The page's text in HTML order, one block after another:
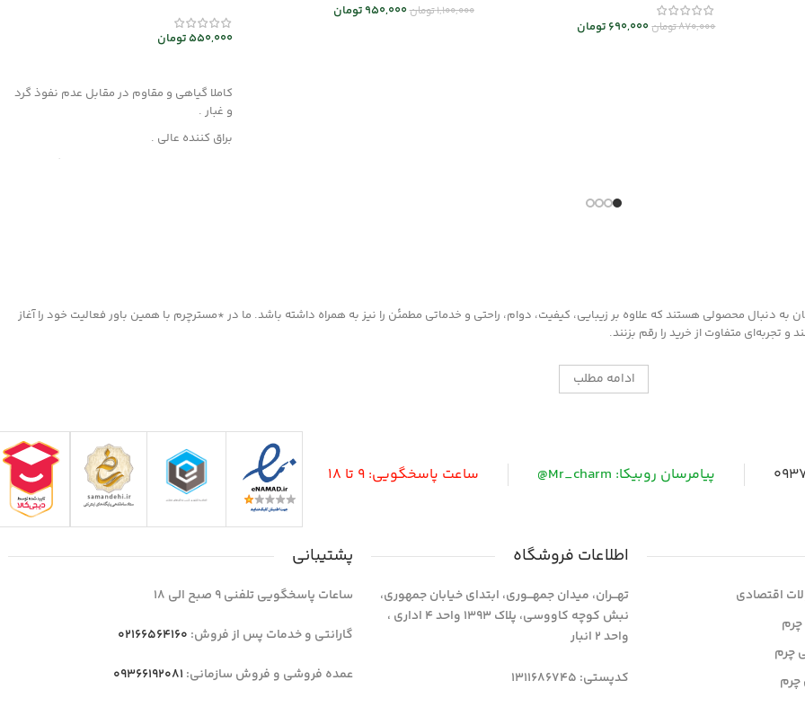
870,000تومان690,000 تومان
1,100,000تومان950,000تومان
550,000تومان
کاملا گیاهی و مقاوم در مقابل عدم نفوذ گرد
و غبار .
براق کننده عالی .
را روی سطح آغشته کنید و اجازه دهید تا خشک
شود ، سپس با دستمالی تمیز یا پد های
دنبال محصولی هستند که علاوه بر زیبایی، کیفیت، دوام، راحتی و خدماتی مطمئن را نیز به همراه داشته باشد. ما در *مسترچرم با همین باور فعالیت خود را آغاز
تجربه‌ای متفاوت از خرید را رقم بزنند.
ادامه مطلب
پیامرسان روبیکا: Mr_charm@ ساعت پاسخگویی: 9 تا 18
اقتصادی
چرم
اطلاعات فروشگاه
تهـــران، میدان جمهـــوری، ابتدای خیابان جمهوری،
نبش کوچه کاووسی، پلاک 1393 واحد 4 اداری ،
واحد 2 انبار
کدپستی: 1311686745
پشتیبانی
ساعات پاسخگویی تلفنی 9 صبح الی 18
گارانتی و خدمات پس از فروش: 02166564160
عمده فروشی و فروش سازمانی: 09366192081